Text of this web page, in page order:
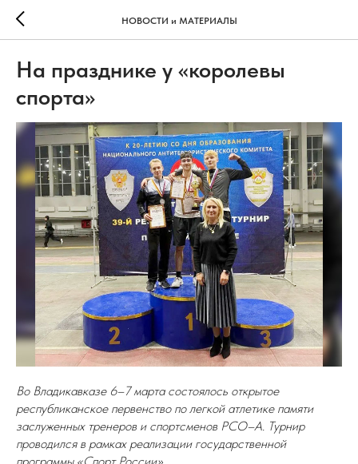
НОВОСТИ и МАТЕРИАЛЫ
На празднике у «королевы
спорта»
Во Владикавказе 6–7 марта состоялось открытое
республиканское первенство по легкой атлетике памяти
заслуженных тренеров и спортсменов РСО–А. Турнир
проводился в рамках реализации государственной